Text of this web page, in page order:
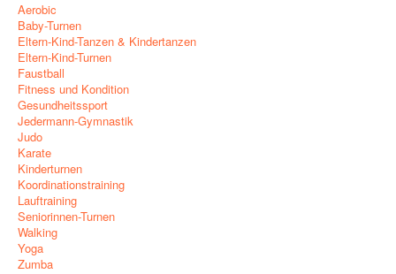
Abteilungen
Links zu Verbänden, Sponsoren und mehr
Trainingsplan
Kontakt
Impressum
Aerobic
Baby-Turnen
Eltern-Kind-Tanzen & Kindertanzen
Eltern-Kind-Turnen
Faustball
Fitness und Kondition
Gesundheitssport
Jedermann-Gymnastik
Judo
Karate
Kinderturnen
Koordinationstraining
Lauftraining
Seniorinnen-Turnen
Walking
Yoga
Zumba